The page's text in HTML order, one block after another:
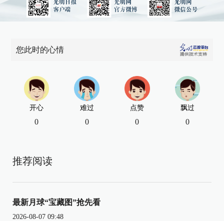
您此时的心情
开心
0
难过
0
点赞
0
飘过
0
推荐阅读
最新月球“宝藏图”抢先看
2026-08-07 09:48